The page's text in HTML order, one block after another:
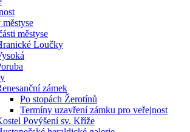
městyse
Loučky
zámek
Po stopách Žerotínů
Termíny uzavření zámku pro veřejnost
Povýšení sv. Kříže